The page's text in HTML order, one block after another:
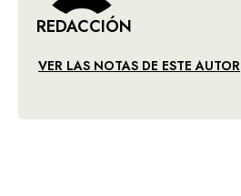
REDACCIÓN
VER LAS NOTAS DE ESTE AUTOR